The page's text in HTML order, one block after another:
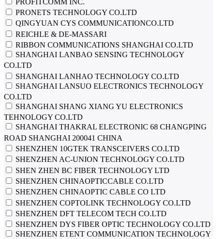
PRONETS TECHNOLOGY CO.LTD
QINGYUAN CYS COMMUNICATIONCO.LTD
REICHLE & DE-MASSARI
RIBBON COMMUNICATIONS SHANGHAI CO.LTD
SHANGHAI LANBAO SENSING TECHNOLOGY
CO.LTD
SHANGHAI LANHAO TECHNOLOGY CO.LTD
SHANGHAI LANSUO ELECTRONICS TECHNOLOGY
CO.LTD
SHANGHAI SHANG XIANG YU ELECTRONICS
TEHNOLOGY CO.LTD
SHANGHAI THAKRAL ELECTRONIC 68 CHANGPING
ROAD SHANGHAI 200041 CHINA
SHENZHEN 10GTEK TRANSCEIVERS CO.LTD
SHENZHEN AC-UNION TECHNOLOGY CO.LTD
SHEN ZHEN BC FIBER TECHNOLOGY LTD
SHENZHEN CHINAOPTICCABLE CO.LTD
SHENZHEN CHINAOPTIC CABLE CO LTD
SHENZHEN COPTOLINK TECHNOLOGY CO.LTD
SHENZHEN DFT TELECOM TECH CO.LTD
SHENZHEN DYS FIBER OPTIC TECHNOLOGY CO.LTD
SHENZHEN ETENT COMMUNICATION TECHNOLOGY